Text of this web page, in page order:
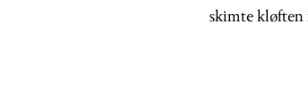
skimte kløften